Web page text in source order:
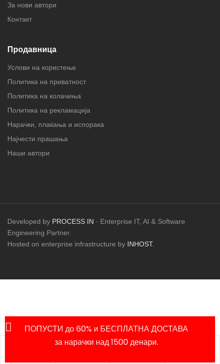
За нови автори
Контакт
Продавница
Услови на користење
Политика на приватност
Политика на колачиња
Политика на рекламација
Нарачки, плаќања и испорака
Најчести прашања
Наши автори
Developed by PROCESS IN · Enterprise IT, AI & Software
Engineering Partner.
Hosted on enterprise infrastructure by INHOST.
ПОПУСТИ до 60% и БЕСПЛАТНА ДОСТАВА
за нарачки над 1500 денари.